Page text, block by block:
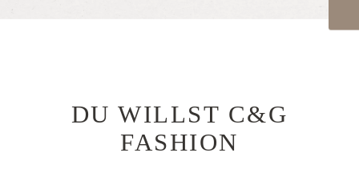
Produktgalerie überspringen
DU WILLST C&G
FASHION